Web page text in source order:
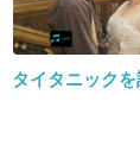
少し前まで男
別されるから
タイタニック